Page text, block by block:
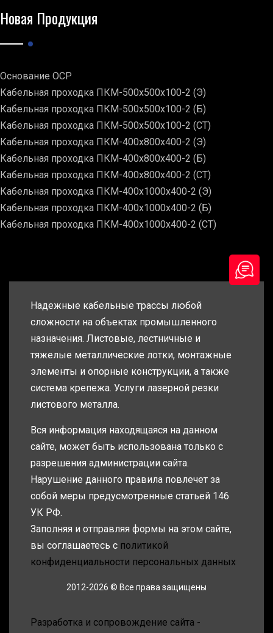
Новая Продукция
Основание ОСР
Кабельная проходка ПКМ-500х500х100-2 (Э)
Кабельная проходка ПКМ-500х500х100-2 (Б)
Кабельная проходка ПКМ-500х500х100-2 (СТ)
Кабельная проходка ПКМ-400х800х400-2 (Э)
Кабельная проходка ПКМ-400х800х400-2 (Б)
Кабельная проходка ПКМ-400х800х400-2 (СТ)
Кабельная проходка ПКМ-400х1000х400-2 (Э)
Кабельная проходка ПКМ-400х1000х400-2 (Б)
Кабельная проходка ПКМ-400х1000х400-2 (СТ)
Надежные кабельные трассы любой
сложности на объектах промышленного
назначения. Листовые, лестничные и
тяжелые металлические лотки, монтажные
элементы и опорные конструкции, а также
система крепежа. Услуги лазерной резки
листового металла.
Вся информация находящаяся на данном
сайте, может быть использована только с
разрешения администрации сайта.
Нарушение данного правила повлечет за
собой меры предусмотренные статьей 146
УК РФ.
Заполняя и отправляя формы на этом сайте,
вы соглашаетесь с политикой
конфиденциальности персональных данных
2012-2026 © Все права защищены
Разработка и сопровождение сайта -